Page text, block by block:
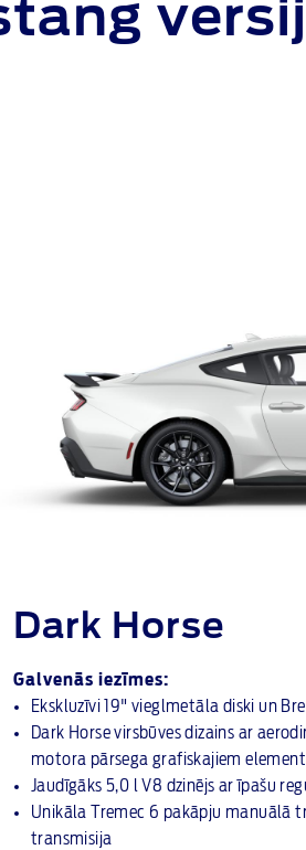
Dark Horse
Galvenās iezīmes:
Ekskluzīvi 19" vieglmetāla diski un
Dark Horse virsbūves dizains ar
motora pārsega grafiskajiem
Jaudīgāks 5,0 l V8 dzinējs ar īpašu
Unikāla Tremec 6 pakāpju manuālā
transmisija